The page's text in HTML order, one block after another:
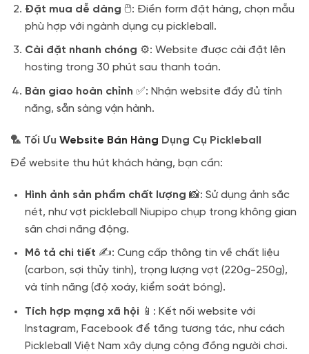
Đặt mua dễ dàng 🖱️: Điền form đặt hàng, chọn mẫu
phù hợp với ngành dụng cụ pickleball.
Cài đặt nhanh chóng ⚙️: Website được cài đặt lên
hosting trong 30 phút sau thanh toán.
Bàn giao hoàn chỉnh ✅: Nhận website đầy đủ tính
năng, sẵn sàng vận hành.
🏸 Tối Ưu Website Bán Hàng Dụng Cụ Pickleball
Để website thu hút khách hàng, bạn cần:
Hình ảnh sản phẩm chất lượng 📸: Sử dụng ảnh sắc
nét, như vợt pickleball Niupipo chụp trong không gian
sân chơi năng động.
Mô tả chi tiết ✍️: Cung cấp thông tin về chất liệu
(carbon, sợi thủy tinh), trọng lượng vợt (220g-250g),
và tính năng (độ xoáy, kiểm soát bóng).
Tích hợp mạng xã hội 📱: Kết nối website với
Instagram, Facebook để tăng tương tác, như cách
Pickleball Việt Nam xây dựng cộng đồng người chơi.